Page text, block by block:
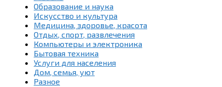
Образование и наука
Искусство и культура
Медицина, здоровье, красота
Отдых, спорт, развлечения
Компьютеры и электроника
Бытовая техника
Услуги для населения
Дом, семья, уют
Разное